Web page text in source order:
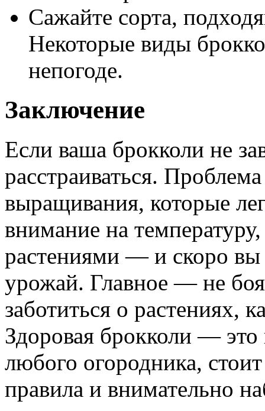
Сажайте сорта,
Некоторые виды
непогоде.
Заключение
Если ваша брокколи не
расстраиваться.
выращивания, которые
внимание на
растениями — и скоро вы
урожай. Главное — не
заботиться о растениях,
Здоровая брокколи — это
любого огородника,
правила и внимательно